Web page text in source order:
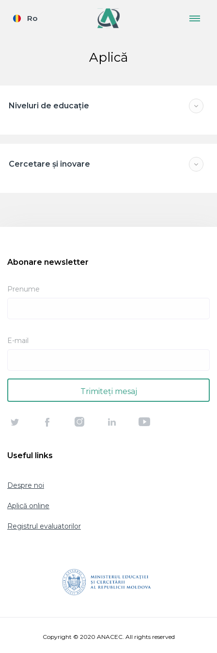
Ro
Aplică
Niveluri de educație
Cercetare și inovare
Abonare newsletter
Prenume
E-mail
Useful links
Despre noi
Aplică online
Registrul evaluatorilor
Copyright © 2020 ANACEC. All rights reserved